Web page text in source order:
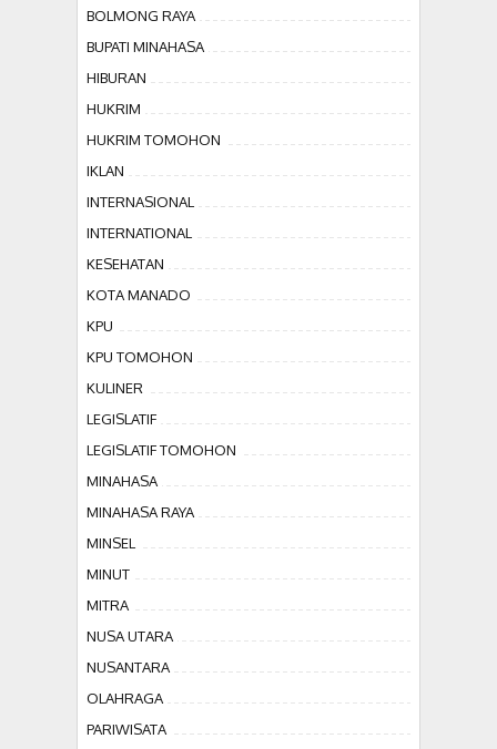
BOLMONG RAYA
BUPATI MINAHASA
HIBURAN
HUKRIM
HUKRIM TOMOHON
IKLAN
INTERNASIONAL
INTERNATIONAL
KESEHATAN
KOTA MANADO
KPU
KPU TOMOHON
KULINER
LEGISLATIF
LEGISLATIF TOMOHON
MINAHASA
MINAHASA RAYA
MINSEL
MINUT
MITRA
NUSA UTARA
NUSANTARA
OLAHRAGA
PARIWISATA